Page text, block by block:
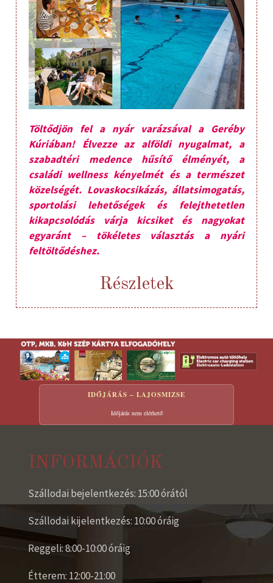
Töltődjön fel a nyár varázsával a Geréby
Kúriában! Élvezze az alföldi nyugalmat, a
szabadtéri medence hűsítő élményét, a
családi wellness kényelmét és a természet
közelségét. Lovaskocsikázás, állatsimogatás,
sportolási lehetőségek és felejthetetlen
kikapcsolódás várja kicsiket és nagyokat
egyaránt – tökéletes választás a nyári
feltöltődéshez.
Részletek
IDŐJÁRÁS – LAJOSMIZSE
Időjárás nem elérhető
INFORMÁCIÓK
Szállodai bejelentkezés: 15:00 órától
Szállodai kijelentkezés: 10:00 óráig
Reggeli: 8:00-10:00 óráig
Étterem: 12:00-21:00